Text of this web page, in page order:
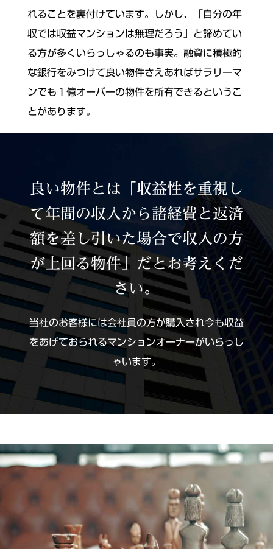
れることを裏付けています。しかし、「自分の年
収では収益マンションは無理だろう」と諦めてい
る方が多くいらっしゃるのも事実。 融資に積極的
な銀行をみつけて良い物件さえあればサラリーマ
ンでも１億オーバーの物件を所有できるというこ
とがあります。
良い物件とは「収益性を重視し
て年間の収入から諸経費と返済
額を差し引いた場合で収入の方
が上回る物件」だとお考えくだ
さい。
当社のお客様には会社員の方が購入され今も収益
をあげておられるマンションオーナーがいらっし
ゃいます。